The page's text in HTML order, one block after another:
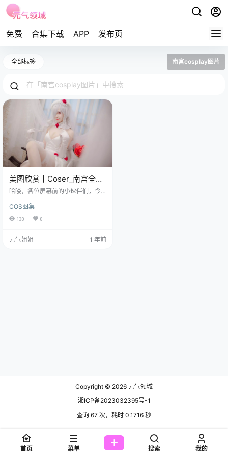
免费 合集下载 APP 发布页
全部标签 南宫cosplay图片
美图欣赏丨Coser_南宫全部
图片集之G36C[20P-
哈喽，各位屏幕前的小伙伴们，今
小元最近刷到一组摄影作品，主角
是个叫南宫的妹子，主题是她的G3
尾获取(收藏本站不迷路) 一看就挪不
COS图集
130 0
元气姐姐 1 年前
Copyright © 2026 元气领域
湘ICP备2023032395号-1
查询 67 次，耗时 0.1716 秒
首页 菜单 搜索 我的